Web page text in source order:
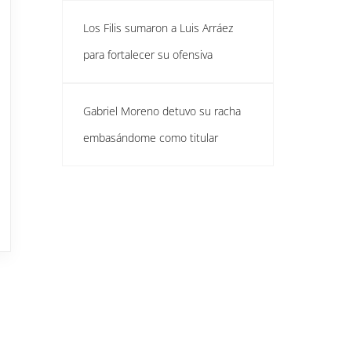
Los Filis sumaron a Luis Arráez
para fortalecer su ofensiva
Gabriel Moreno detuvo su racha
embasándome como titular